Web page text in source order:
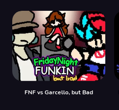
FNF vs Garcello, but Bad